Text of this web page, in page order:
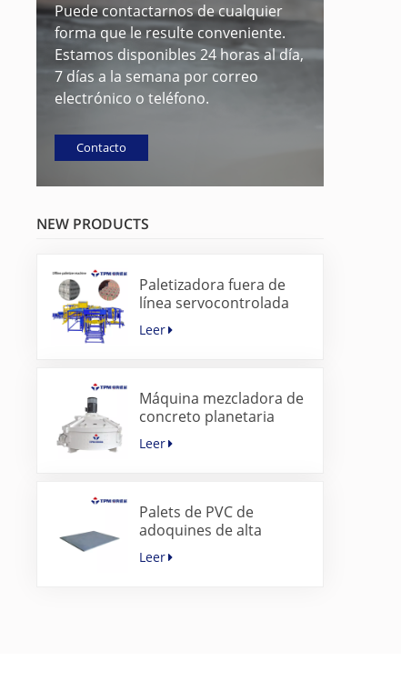
Puede contactarnos de cualquier
forma que le resulte conveniente.
Estamos disponibles 24 horas al día,
7 días a la semana por correo
electrónico o teléfono.
Contacto
NEW PRODUCTS
Paletizadora fuera de
línea servocontrolada
para bloques de
hormigón
Leer
Máquina mezcladora de
concreto planetaria
súper rápida para
máquina de adoquines
Leer
Palets de PVC de
adoquines de alta
calidad para máquina
para fabricar bloques de
Leer